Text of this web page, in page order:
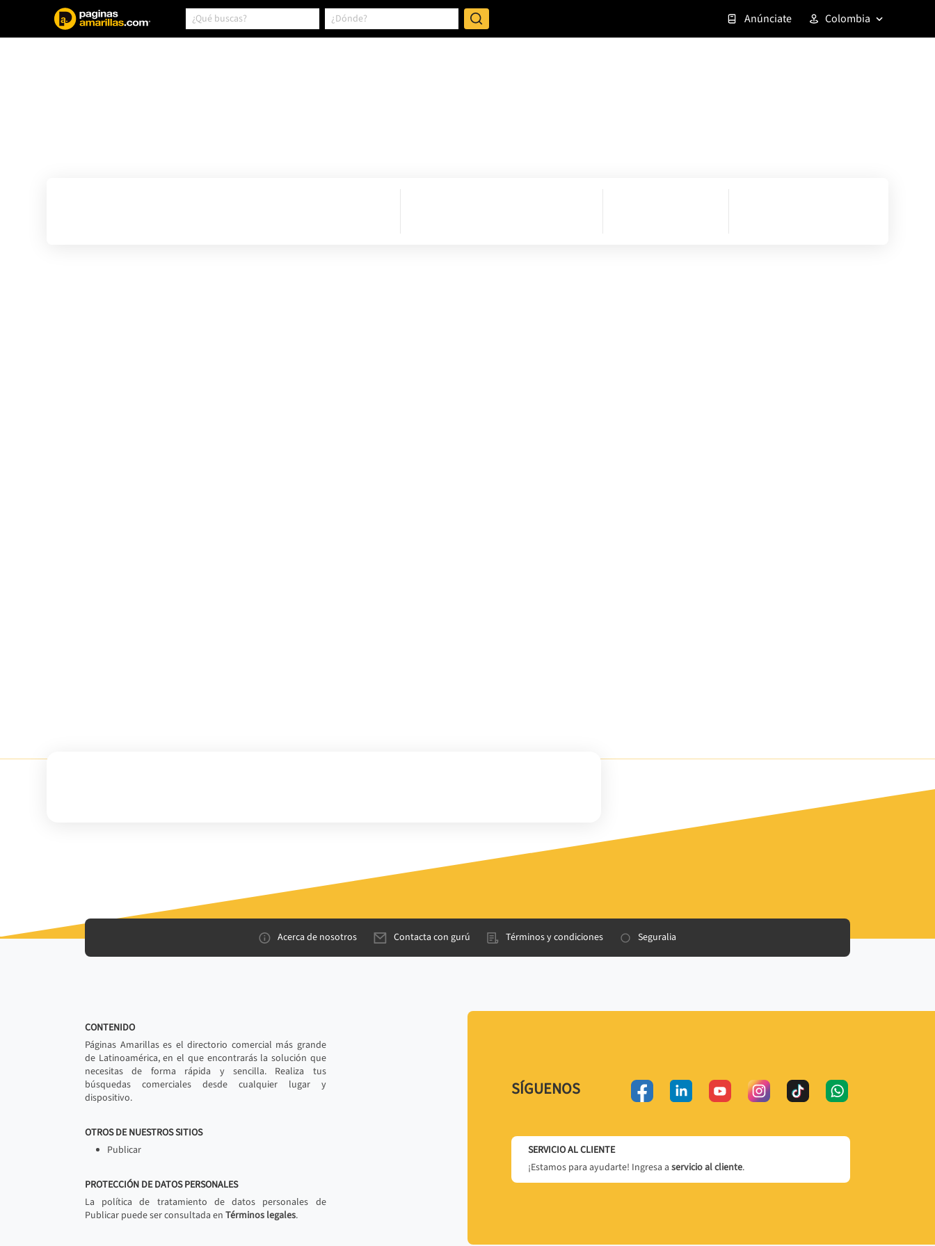
Anúnciate Colombia
Acerca de nosotros Contacta con gurú Términos y condiciones Seguralia
CONTENIDO
Páginas Amarillas es el directorio comercial más grande
de Latinoamérica, en el que encontrarás la solución que
necesitas de forma rápida y sencilla. Realiza tus
búsquedas comerciales desde cualquier lugar y
dispositivo.
OTROS DE NUESTROS SITIOS
Publicar
PROTECCIÓN DE DATOS PERSONALES
La política de tratamiento de datos personales de
Publicar puede ser consultada en Términos legales.
SÍGUENOS
SERVICIO AL CLIENTE
¡Estamos para ayudarte! Ingresa a servicio al cliente.